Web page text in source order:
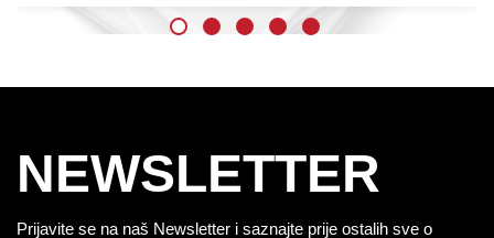
NEWSLETTER
Prijavite se na naš Newsletter i saznajte prije ostalih sve o